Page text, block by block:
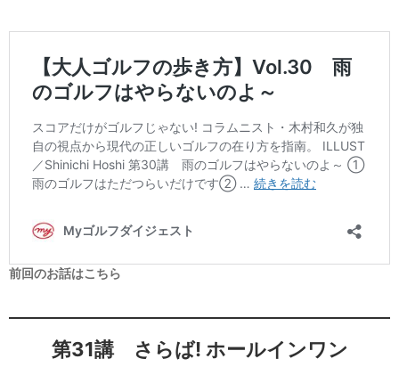
前回のお話はこちら
第31講 さらば! ホールインワン